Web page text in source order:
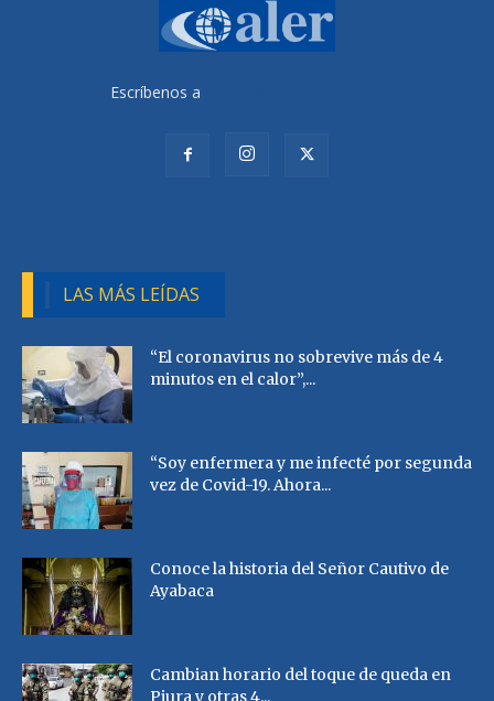
Escríbenos a
LAS MÁS LEÍDAS
“El coronavirus no sobrevive más de 4
minutos en el calor”,...
“Soy enfermera y me infecté por segunda
vez de Covid-19. Ahora...
Conoce la historia del Señor Cautivo de
Ayabaca
Cambian horario del toque de queda en
Piura y otras 4...